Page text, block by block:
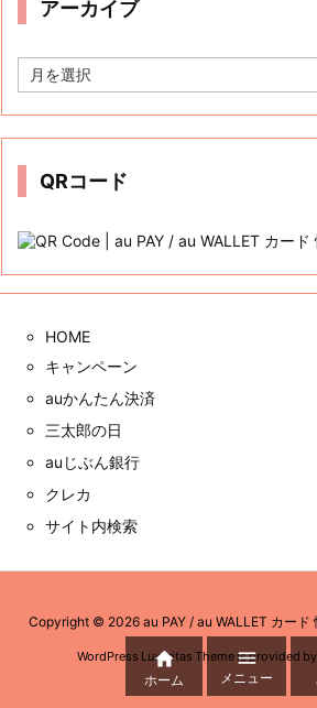
ゴ
リ
ー
アーカイブ
ー
カ
ブ
QRコード
HOME
キャンペーン
auかんたん決済

ホーム

メニュー